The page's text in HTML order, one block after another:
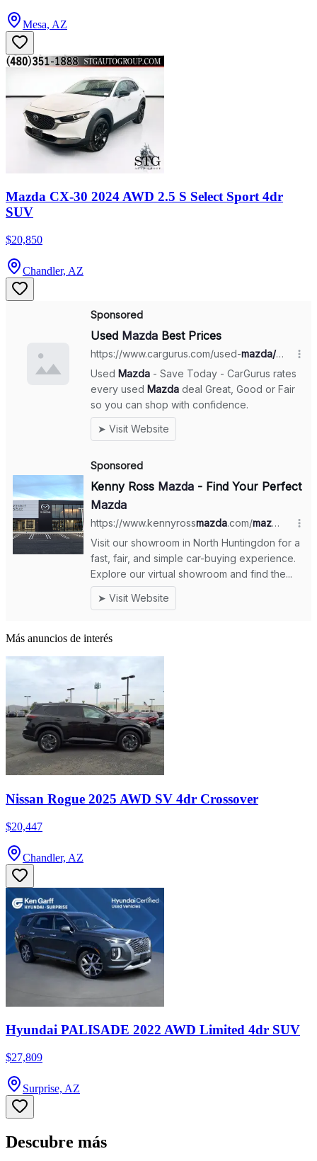
Mesa, AZ
Mazda CX-30 2024 AWD 2.5 S Select Sport 4dr
SUV
$20,850
Chandler, AZ
Más anuncios de interés
Nissan Rogue 2025 AWD SV 4dr Crossover
$20,447
Chandler, AZ
Hyundai PALISADE 2022 AWD Limited 4dr SUV
$27,809
Surprise, AZ
Descubre más